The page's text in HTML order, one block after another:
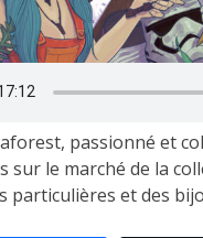
passionné et
sur le marché de la
particulières et des